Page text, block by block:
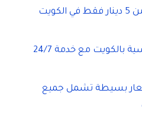
بالكويت مع خدمة 24/7
بسيطة تشمل جميع